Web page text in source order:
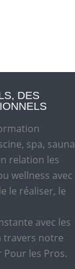
DES
spa, sauna
relation les
wellness avec
le réaliser, le
avec les
travers notre
les Pros.